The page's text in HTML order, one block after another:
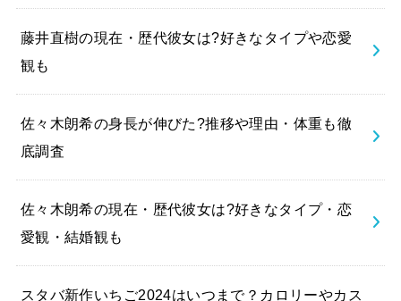
藤井直樹の現在・歴代彼女は?好きなタイプや恋愛
観も
佐々木朗希の身長が伸びた?推移や理由・体重も徹
底調査
佐々木朗希の現在・歴代彼女は?好きなタイプ・恋
愛観・結婚観も
スタバ新作いちご2024はいつまで？カロリーやカス